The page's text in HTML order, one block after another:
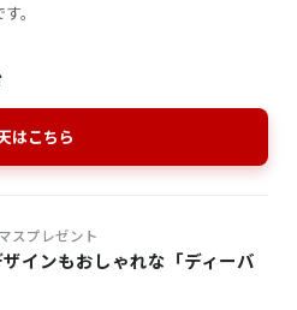
。
はこちら
スプレゼント
インもおしゃれな「ディーバ